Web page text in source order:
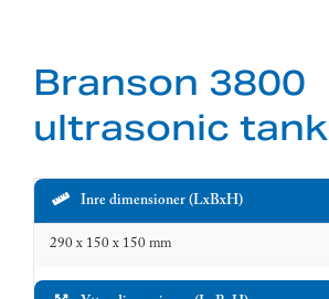
Branson 3800
ultrasonic tank
Specifikationer Värde
Inre dimensioner (LxBxH)
290 x 150 x 150 mm